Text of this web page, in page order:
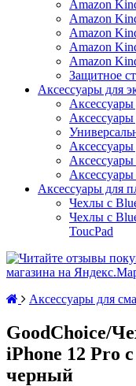
Amazon
Amazon
Amazon
Amazon
Amazon
Защитное
Аксессуары для
Аксессуары
Аксессуары для
Чехлы с
Чехлы с
ToucPad
Аксессуары для
GoodChoice/
iPhone 12 Pro
черный